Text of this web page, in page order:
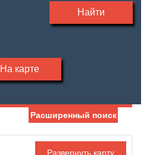
Найти
На карте
Ипотека
Обмен
Расширенный поиск